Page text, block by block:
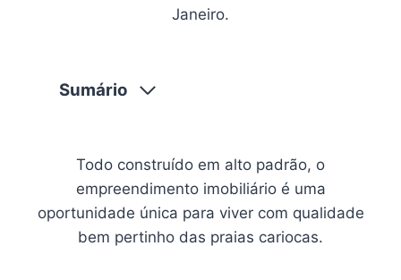
Janeiro.
Sumário
Todo construído em alto padrão, o
empreendimento imobiliário é uma
oportunidade única para viver com qualidade
bem pertinho das praias cariocas.